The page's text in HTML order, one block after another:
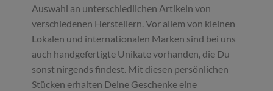
Auswahl an unterschiedlichen Artikeln von
verschiedenen Herstellern. Vor allem von kleinen
Lokalen und internationalen Marken sind bei uns
auch handgefertigte Unikate vorhanden, die Du
sonst nirgends findest. Mit diesen persönlichen
Stücken erhalten Deine Geschenke eine